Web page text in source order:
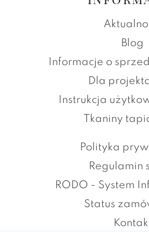
Blog
Informacje o
Dla
Instrukcja
Tkaniny
Polityka
Regulamin
RODO - System
Status